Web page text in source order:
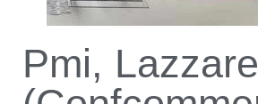
Pmi,